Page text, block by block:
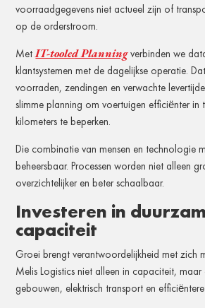
voorraadgegevens niet actueel zijn of
op de orderstroom.
MetIT-tooled Planningverbinden we
klantsystemen met de dagelijkse operatie.
voorraden, zendingen en verwachte
slimme planning om voertuigen efficiënter
kilometers te beperken.
Die combinatie van mensen en technologie
beheersbaar. Processen worden niet alleen
overzichtelijker en beter schaalbaar.
Investeren in
capaciteit
Groei brengt verantwoordelijkheid met zich
Melis Logistics niet alleen in capaciteit,
gebouwen, elektrisch transport en